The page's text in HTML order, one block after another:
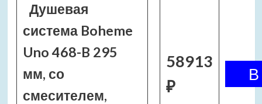
Душевая
система Boheme
Uno 468-B 295
мм, со
смесителем,
58913
₽